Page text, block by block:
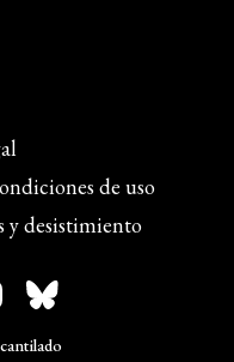
de uso
y desistimiento